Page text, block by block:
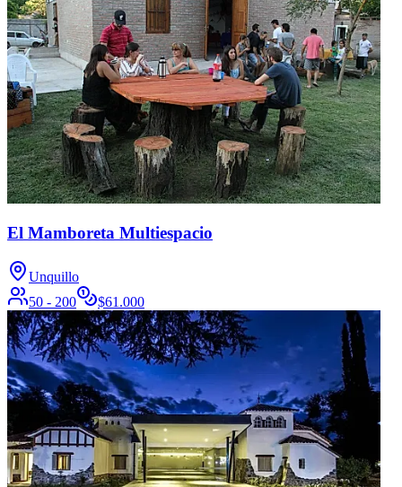
El Mamboreta Multiespacio
Unquillo
50 - 200
$61.000